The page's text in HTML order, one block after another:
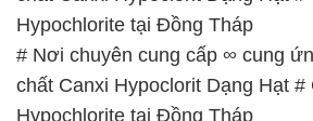
# Đơn vị phân phối ♦ cung ứng
Canxi Hypoclorit Dạng Hạt #
tại Đồng Tháp
# Cty kinh doanh ■ cung cấp hóa